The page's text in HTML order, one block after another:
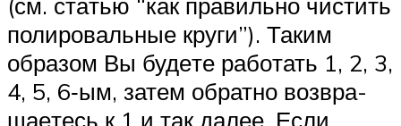
поли­ро­валь­ные кру­ги”). Таким
обра­зом Вы буде­те рабо­тать 1, 2, 3,
4, 5, 6‑ым, затем обрат­но воз­вра­
ща­е­тесь к 1 и так далее. Если